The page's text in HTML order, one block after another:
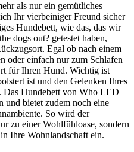
als nur ein gemütliches
Ihr vierbeiniger Freund sicher
Hundebett, wie das, das wir
dogs out? getestet haben,
Egal ob nach einem
oder einfach nur zum Schlafen
für Ihren Hund. Wichtig ist
ist und den Gelenken Ihres
Das Hundebett von Who LED
und bietet zudem noch eine
So wird der
zu einer Wohlfühloase, sondern
Ihre Wohnlandschaft ein.